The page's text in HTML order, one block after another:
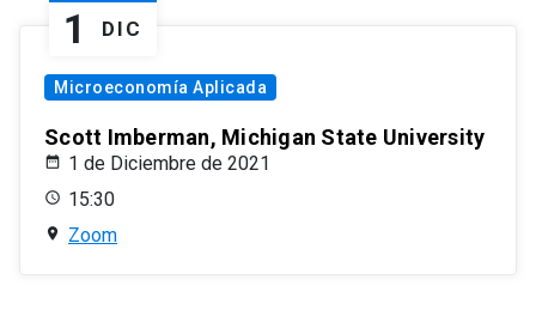
1 DIC
Microeconomía Aplicada
Scott Imberman, Michigan State University
1 de Diciembre de 2021
15:30
Zoom